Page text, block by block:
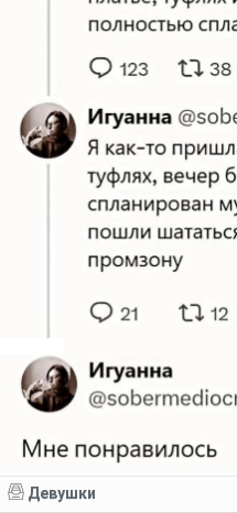
Девушки